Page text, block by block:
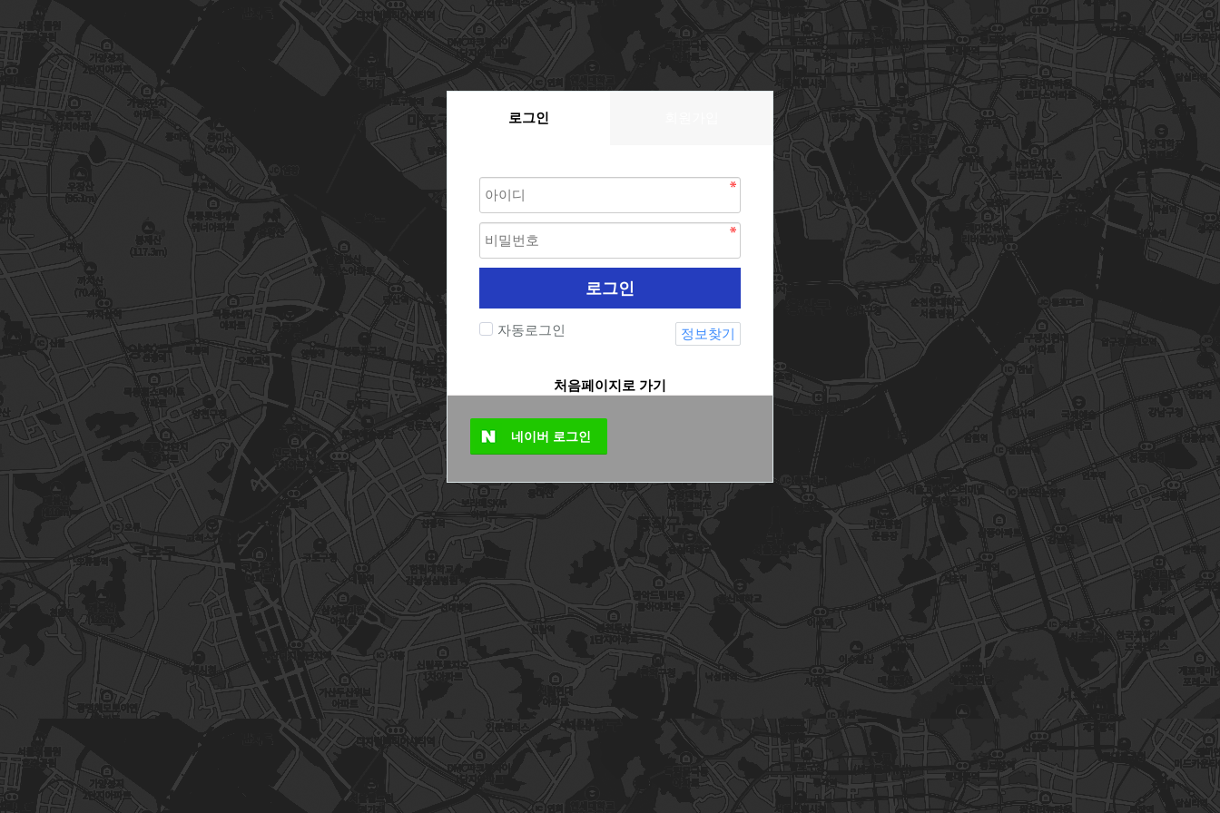
로그인
로그인
자동로그인 정보찾기
처음페이지로 가기
네이버 로그인